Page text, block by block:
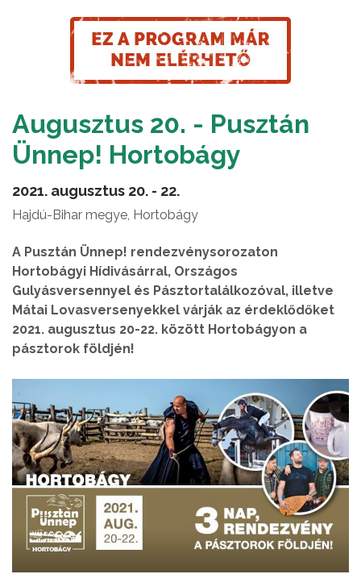
Augusztus 20. - Pusztán
Ünnep! Hortobágy
2021. augusztus 20. - 22.
Hajdú-Bihar megye, Hortobágy
A Pusztán Ünnep! rendezvénysorozaton
Hortobágyi Hídivásárral, Országos
Gulyásversennyel és Pásztortalálkozóval, illetve
Mátai Lovasversenyekkel várják az érdeklődőket
2021. augusztus 20-22. között Hortobágyon a
pásztorok földjén!